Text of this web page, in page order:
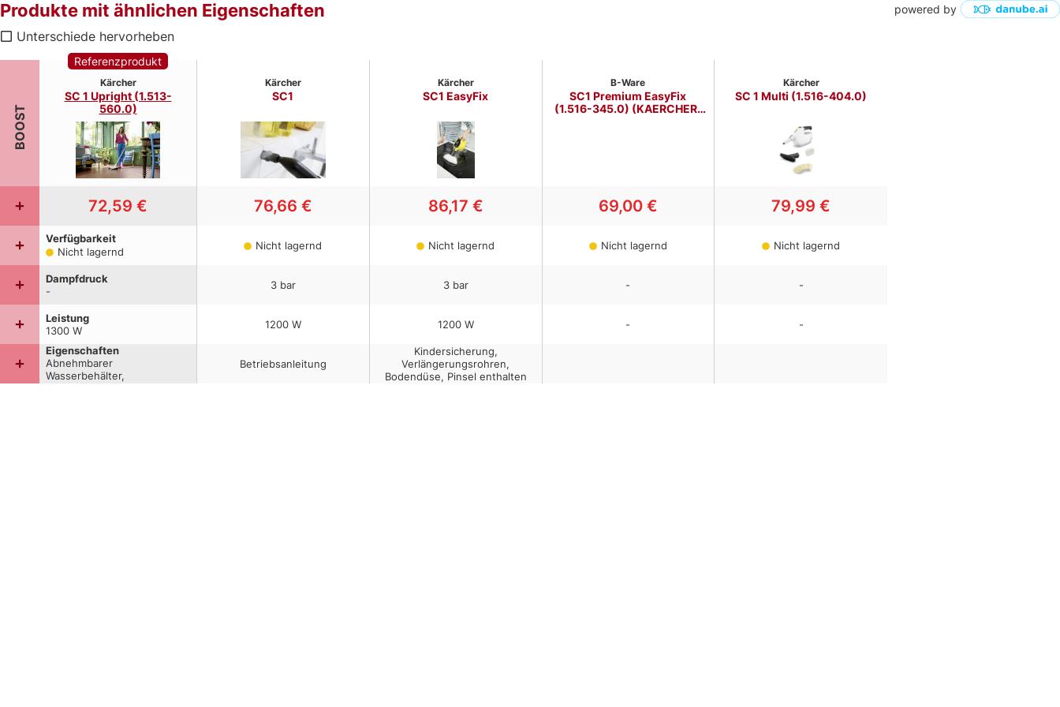
Produkte mit ähnlichen Eigenschaften powered by
Unterschiede hervorheben
BOOST
Referenzprodukt
Kärcher
SC 1 Upright (1.513-
560.0)
72,59 €
Verfügbarkeit
Nicht lagernd
Dampfdruck
-
Leistung
1300 W
Eigenschaften
Abnehmbarer
Wasserbehälter,
Kärcher
SC1
76,66 €
Nicht lagernd
3 bar
1200 W
Betriebsanleitung
Kärcher
SC1 EasyFix
86,17 €
Nicht lagernd
3 bar
1200 W
Kindersicherung,
Verlängerungsrohren,
Bodendüse, Pinsel enthalten
B-Ware
SC1 Premium EasyFix
(1.516-345.0) (KAERCHER)
69,00 €
Nicht lagernd
-
-
Kärcher
SC 1 Multi (1.516-404.0)
79,99 €
Nicht lagernd
-
-